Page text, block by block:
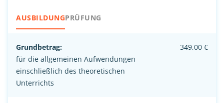
AUSBILDUNGPRÜFUNG
Grundbetrag:
für die allgemeinen Aufwendungen
einschließlich des theoretischen
Unterrichts
349,00 €